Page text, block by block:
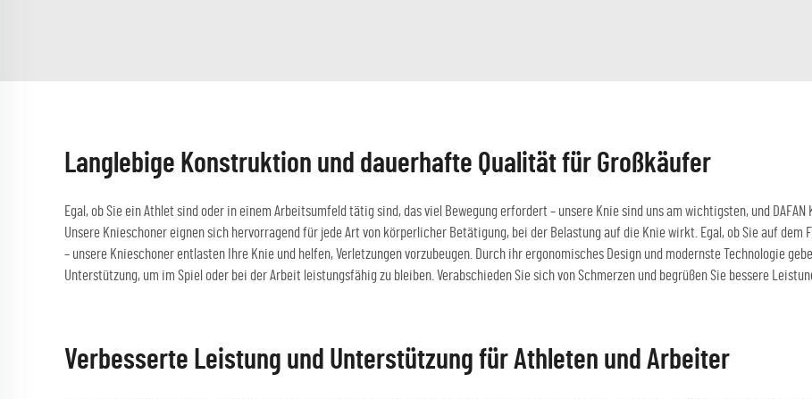
Langlebige Konstruktion und dauerhafte Qualität für Großkäufer
Egal, ob Sie ein Athlet sind oder in einem Arbeitsumfeld tätig sind, das viel Bewegung erfordert – unsere Knie sind uns am wichtigsten, und
Unsere Knieschoner eignen sich hervorragend für jede Art von körperlicher Betätigung, bei der Belastung auf die Knie wirkt. Egal, ob Sie auf
– unsere Knieschoner entlasten Ihre Knie und helfen, Verletzungen vorzubeugen. Durch ihr ergonomisches Design und modernste Technologie
Unterstützung, um im Spiel oder bei der Arbeit leistungsfähig zu bleiben. Verabschieden Sie sich von Schmerzen und begrüßen Sie bessere
Verbesserte Leistung und Unterstützung für Athleten und Arbeiter